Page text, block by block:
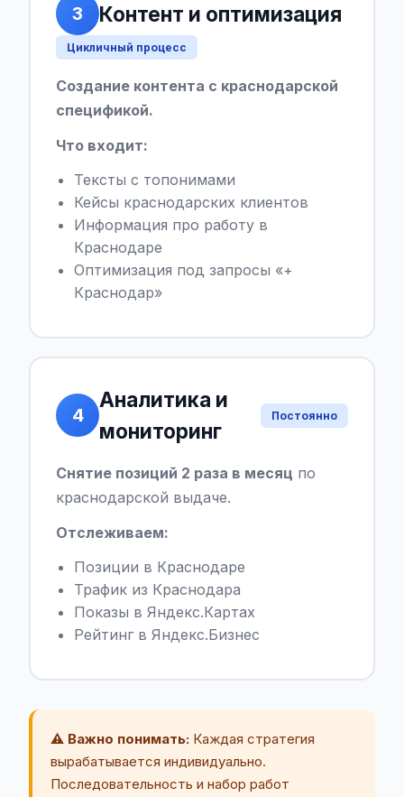
3 Контент и оптимизация
Цикличный процесс
Создание контента с краснодарской
спецификой.
Что входит:
Тексты с топонимами
Кейсы краснодарских клиентов
Информация про работу в
Краснодаре
Оптимизация под запросы «+
Краснодар»
4
Аналитика и
мониторинг
Постоянно
Снятие позиций 2 раза в месяц по
краснодарской выдаче.
Отслеживаем:
Позиции в Краснодаре
Трафик из Краснодара
Показы в Яндекс.Картах
Рейтинг в Яндекс.Бизнес
⚠️ Важно понимать: Каждая стратегия
вырабатывается индивидуально.
Последовательность и набор работ